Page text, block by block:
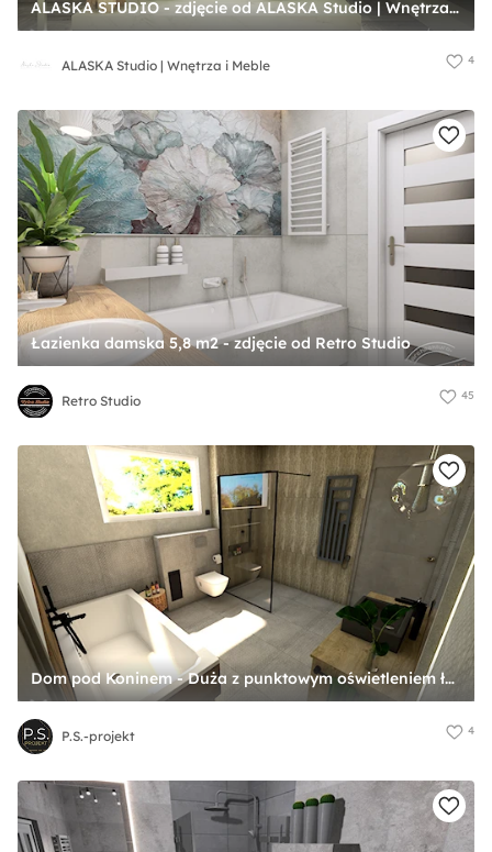
ALASKA STUDIO - zdjęcie od ALASKA Studio | Wnętrza i Meble
ALASKA Studio | Wnętrza i Meble 4
Łazienka damska 5,8 m2 - zdjęcie od Retro Studio
Retro Studio 45
Dom pod Koninem - Duża z punktowym oświetleniem łazienka z oknem, styl industrialny - zdjęcie od P.S.-projekt
P.S.-projekt 4